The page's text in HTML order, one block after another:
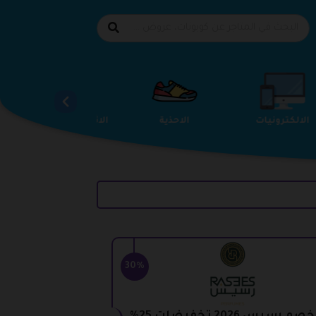
الاثاث والمفروشات الاحذية الالكترونيات
30%